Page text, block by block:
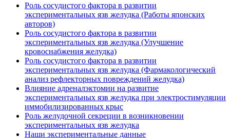
Роль сосудистого фактора в развитии
экспериментальных язв желудка (Работы японских
авторов)
Роль сосудистого фактора в развитии
экспериментальных язв желудка (Улучшение
кровоснабжения желудка)
Роль сосудистого фактора в развитии
экспериментальных язв желудка (Фармакологический
анализ рефлекторных повреждений желудка)
Влияние адреналэктомии на развитие
экспериментальных язв желудка при электростимуляции
иммобилизированных крыс
Роль желудочной секреции в возникновении
экспериментальных язв желудка
Наши экспериментальные данные